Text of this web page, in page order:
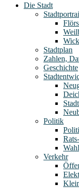
Die Stadt
Stadtplan
Zahlen,
Geschichte
Politik
Verkehr